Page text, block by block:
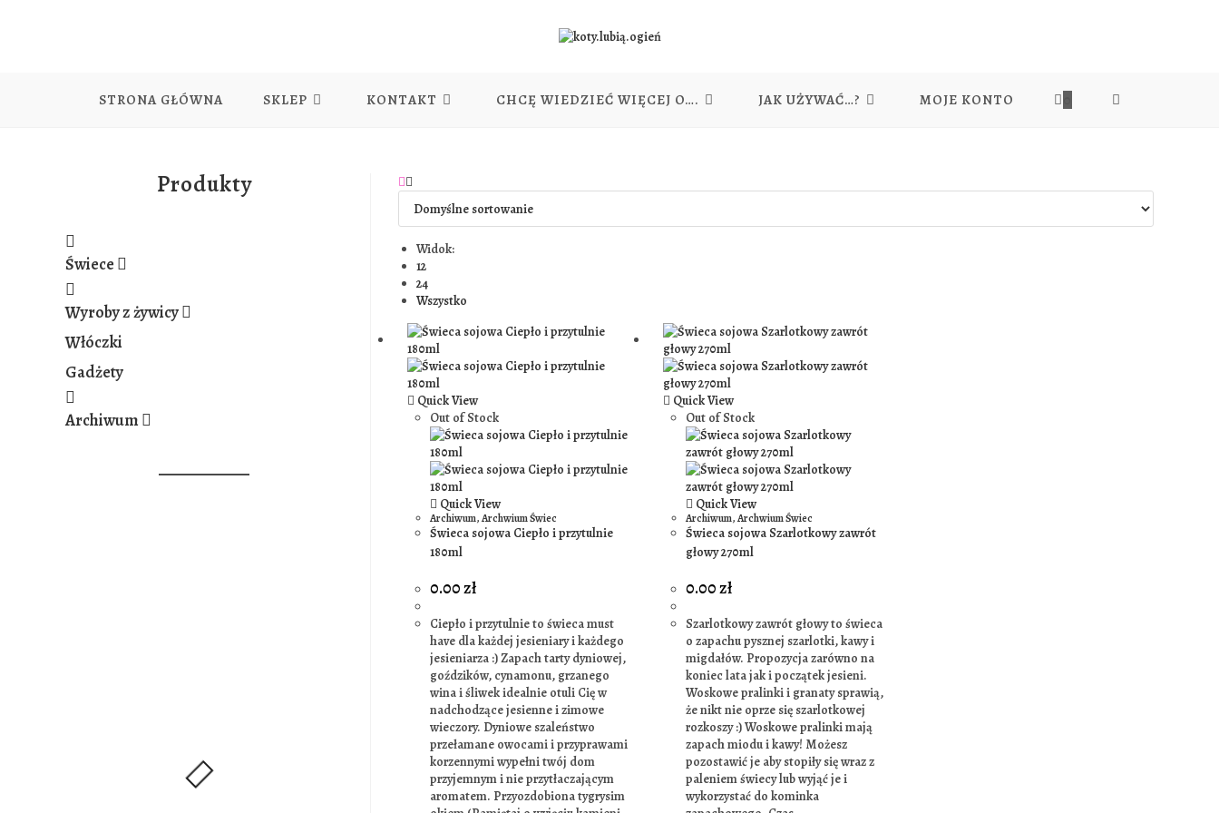
STRONA GŁÓWNA SKLEP KONTAKT CHCĘ WIEDZIEĆ WIĘCEJ O…. JAK UŻYWAĆ…? MOJE KONTO TOGGLE
SEARCH
Widok:
12
24
Wszystko
Quick View
Out of Stock
Quick View
Archiwum,Archwium Świec
Świeca sojowa Ciepło i przytulnie
180ml
0.00zł
Ciepło i przytulnie to świeca must
have dla każdej jesieniary i każdego
jesieniarza :) Zapach tarty dyniowej,
goździków, cynamonu, grzanego
wina i śliwek idealnie otuli Cię w
nadchodzące jesienne i zimowe
wieczory. Dyniowe szaleństwo
przełamane owocami i przyprawami
korzennymi wypełni twój dom
przyjemnym i nie przytłaczającym
aromatem. Przyozdobiona tygrysim
Quick View
Out of Stock
Quick View
Archiwum,Archwium Świec
Świeca sojowa Szarlotkowy zawrót
głowy 270ml
0.00zł
Szarlotkowy zawrót głowy to świeca
o zapachu pysznej szarlotki, kawy i
migdałów. Propozycja zarówno na
koniec lata jak i początek jesieni.
Woskowe pralinki i granaty sprawią,
że nikt nie oprze się szarlotkowej
rozkoszy :) Woskowe pralinki mają
zapach miodu i kawy! Możesz
pozostawić je aby stopiły się wraz z
paleniem świecy lub wyjąć je i
wykorzystać do kominka
Produkty
Świece
Wyroby z żywicy
Włóczki
Gadżety
Archiwum